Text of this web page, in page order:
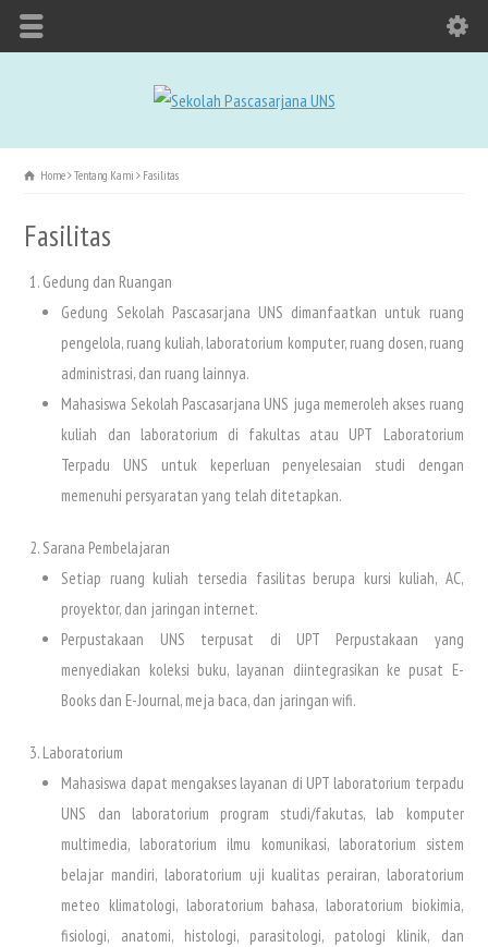
Home Tentang Kami Fasilitas
Fasilitas
Gedung dan Ruangan
Gedung Sekolah Pascasarjana UNS dimanfaatkan untuk ruang
pengelola, ruang kuliah, laboratorium komputer, ruang dosen, ruang
administrasi, dan ruang lainnya.
Mahasiswa Sekolah Pascasarjana UNS juga memeroleh akses ruang
kuliah dan laboratorium di fakultas atau UPT Laboratorium
Terpadu UNS untuk keperluan penyelesaian studi dengan
memenuhi persyaratan yang telah ditetapkan.
Sarana Pembelajaran
Setiap ruang kuliah tersedia fasilitas berupa kursi kuliah, AC,
proyektor, dan jaringan internet.
Perpustakaan UNS terpusat di UPT Perpustakaan yang
menyediakan koleksi buku, layanan diintegrasikan ke pusat E-
Books dan E-Journal, meja baca, dan jaringan wifi.
Laboratorium
Mahasiswa dapat mengakses layanan di UPT laboratorium terpadu
UNS dan laboratorium program studi/fakutas, lab komputer
multimedia, laboratorium ilmu komunikasi, laboratorium sistem
belajar mandiri, laboratorium uji kualitas perairan, laboratorium
meteo klimatologi, laboratorium bahasa, laboratorium biokimia,
fisiologi, anatomi, histologi, parasitologi, patologi klinik, dan